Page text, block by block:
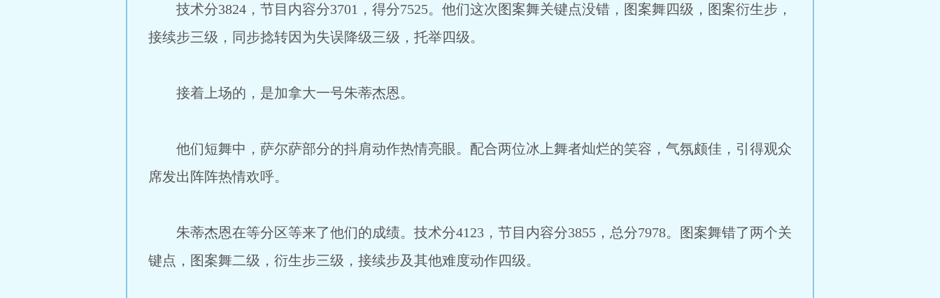
技术分3824，节目内容分3701，得分7525。他们这次图案舞关键点没错，图案舞四级，图案衍生步，
接续步三级，同步捻转因为失误降级三级，托举四级。
接着上场的，是加拿大一号朱蒂杰恩。
他们短舞中，萨尔萨部分的抖肩动作热情亮眼。配合两位冰上舞者灿烂的笑容，气氛颇佳，引得观众
席发出阵阵热情欢呼。
朱蒂杰恩在等分区等来了他们的成绩。技术分4123，节目内容分3855，总分7978。图案舞错了两个关
键点，图案舞二级，衍生步三级，接续步及其他难度动作四级。